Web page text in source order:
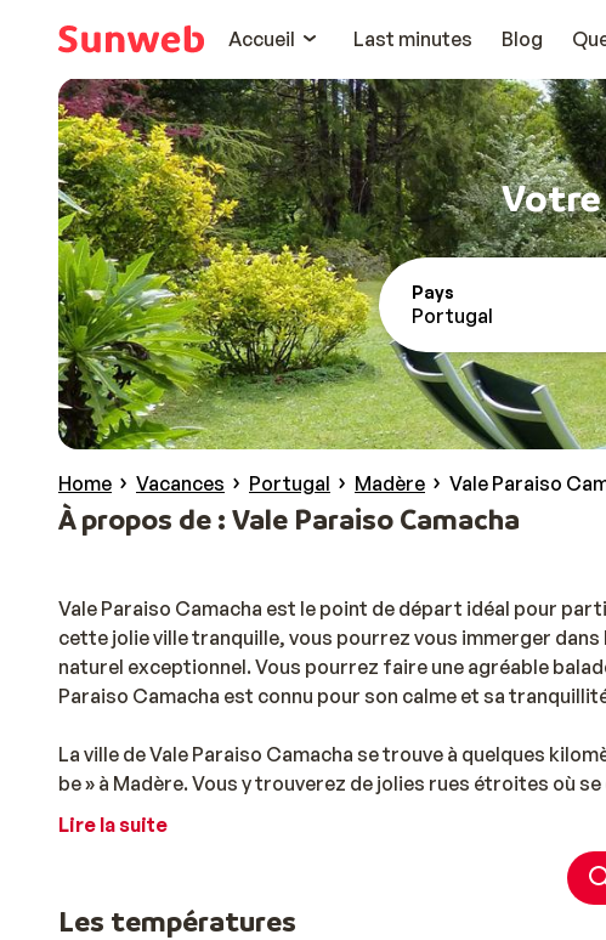
Accueil
Last minutes Blog
Votre
Pays
Portugal
Home Vacances Portugal Madère Vale Paraiso
À propos de : Vale Paraiso Camacha
Vale Paraiso Camacha est le point de départ idéal pour
cette jolie ville tranquille, vous pourrez vous immerger
naturel exceptionnel. Vous pourrez faire une agréable
Paraiso Camacha est connu pour son calme et sa
La ville de Vale Paraiso Camacha se trouve à quelques
be » à Madère. Vous y trouverez de jolies rues étroites où
tard le soir. Vous pourrez y déguster de délicieuses
Lire la suite
Les températures